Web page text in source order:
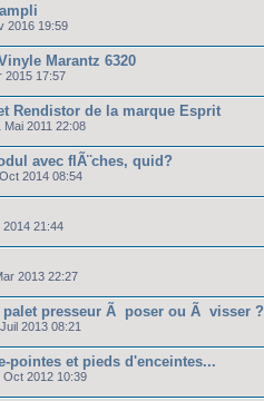
2016 19:59
Marantz 6320
2015 17:57
Rendistor de la marque Esprit
Mai 2011 22:08
avec flÃ¨ches, quid?
2014 08:54
2014 21:44
2013 22:27
palet presseur Ã poser ou Ã visser ?
2013 08:21
pointes et pieds d'enceintes...
Oct 2012 10:39